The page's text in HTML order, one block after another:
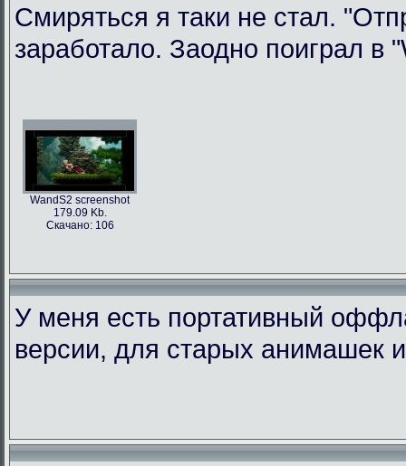
Смиряться я таки не стал.
заработало. Заодно поиграл в
WandS2 screenshot
179.09 Kb.
Скачано: 106
У меня есть портативный
версии, для старых анимашек